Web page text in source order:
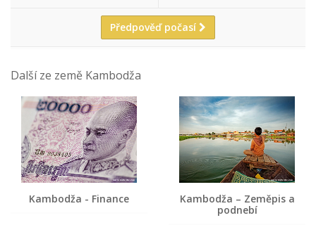
Předpověď počasí
Další ze země Kambodža
Kambodža - Finance
Kambodža – Zeměpis a
podnebí